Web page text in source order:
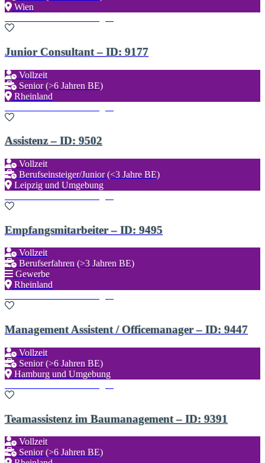
Wien
Junior Consultant – ID: 9177
Vollzeit
Senior (>6 Jahren BE)
Rheinland
Assistenz – ID: 9502
Vollzeit
Berufseinsteiger/Junior (<3 Jahre BE)
Leipzig und Umgebung
Empfangsmitarbeiter – ID: 9495
Vollzeit
Berufserfahren (>3 Jahren BE)
Gewerbe
Rheinland
Management Assistent / Officemanager – ID: 9447
Vollzeit
Senior (>6 Jahren BE)
Hamburg und Umgebung
Teamassistenz im Baumanagement – ID: 9391
Vollzeit
Senior (>6 Jahren BE)